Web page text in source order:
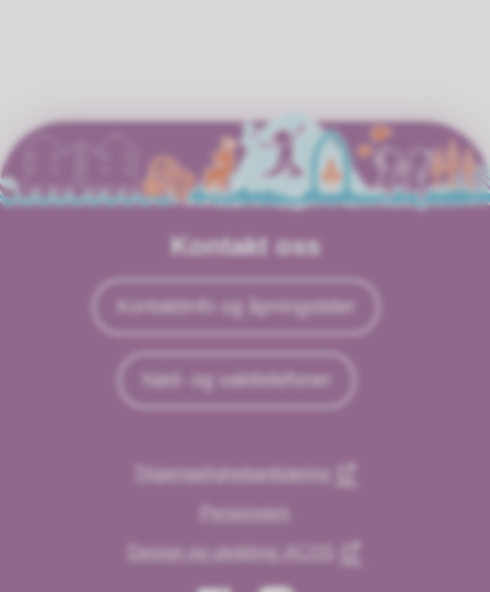
Kontakt oss
Kontaktinfo og åpningstider
Nød- og vakttelefoner
Tilgjengelighetserklæring
Personvern
Design og utvikling: ACOS